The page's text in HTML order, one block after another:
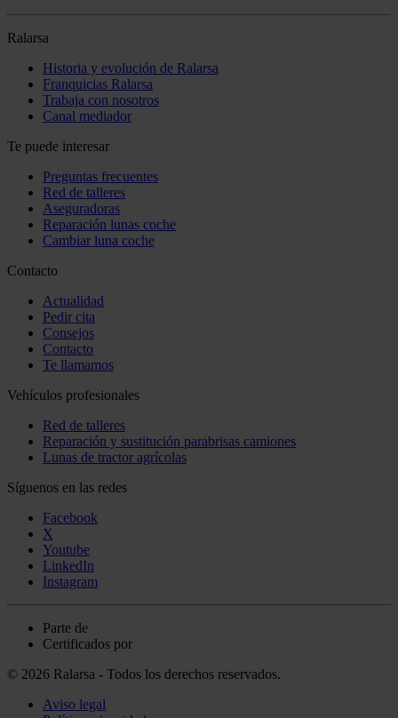
Ralarsa
Historia y evolución de Ralarsa
Franquicias Ralarsa
Trabaja con nosotros
Canal mediador
Te puede interesar
Preguntas frecuentes
Red de talleres
Aseguradoras
Reparación lunas coche
Cambiar luna coche
Contacto
Actualidad
Pedir cita
Consejos
Contacto
Te llamamos
Vehículos profesionales
Red de talleres
Reparación y sustitución parabrisas camiones
Lunas de tractor agrícolas
Síguenos en las redes
Facebook
X
Youtube
LinkedIn
Instagram
Parte de
Certificados por
© 2026 Ralarsa - Todos los derechos reservados.
Aviso legal